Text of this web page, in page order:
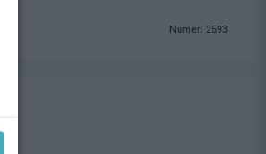
Numer: 2593